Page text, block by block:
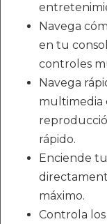
Navega
en tu
controles
Navega
multimedia
rápido.
Enciende
máximo.
Controla